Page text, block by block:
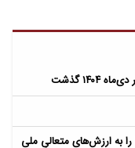
گذشت
به ارزش‌های متعالیِ ملی